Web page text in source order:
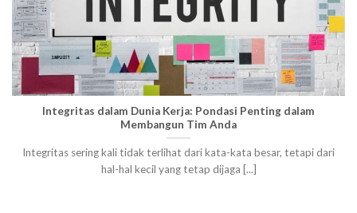
Integritas dalam Dunia Kerja: Pondasi Penting dalam
Membangun Tim Anda
Integritas sering kali tidak terlihat dari kata-kata besar, tetapi dari
hal-hal kecil yang tetap dijaga [...]